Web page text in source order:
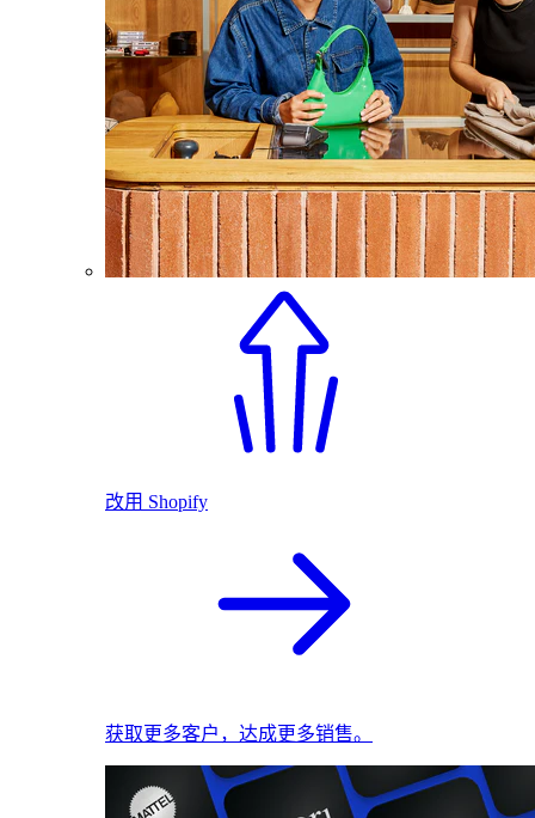
改用 Shopify
获取更多客户，达成更多销售。